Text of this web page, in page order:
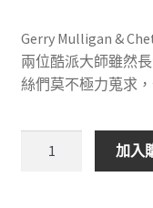
Gerry Mulligan &
兩位酷派大師雖然
絲們莫不極力蒐求
加入